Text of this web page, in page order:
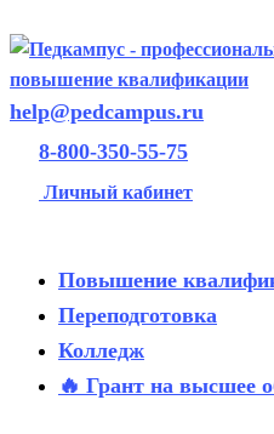
help@pedcampus.ru
8-800-350-55-75
Личный кабинет
Повышение
Переподготовка
Колледж
🔥 Грант на высшее